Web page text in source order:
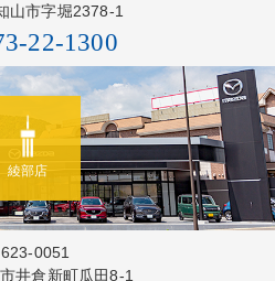
山市字堀2378-1
22-1300
綾部店
0051
井倉新町瓜田8-1